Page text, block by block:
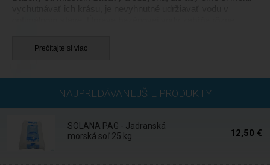
digitálne vstrekovacie pumpy nevyhnutnými nástrojmi pre
dosiahnutie kvalitnej vody.
a pohodlie plavcov. Voda musí byť nielen čistá, ale aj
hygienicky nezávadná. Pre dosiahnutie tohto cieľa je potrebné
udržiavať chemickú rovnováhu v bazénovej vode. Tento
proces môže byť komplikovaný, ale moderné dávkovacie
stanice a digitálne vstrekovacie pumpy robia túto úlohu
jednoduchšou a efektívnejšou.
Prečítajte si viac
NAJPREDÁVANEJŠIE PRODUKTY
SOLANA PAG - Jadranská
morská soľ 25 kg
12,50 €